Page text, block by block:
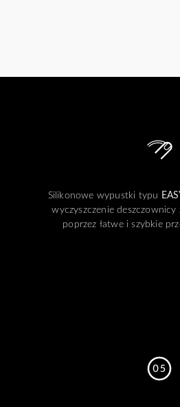
Silikonowe wypustki typu
wyczyszczenie deszczownicy
poprzez łatwe i szybkie